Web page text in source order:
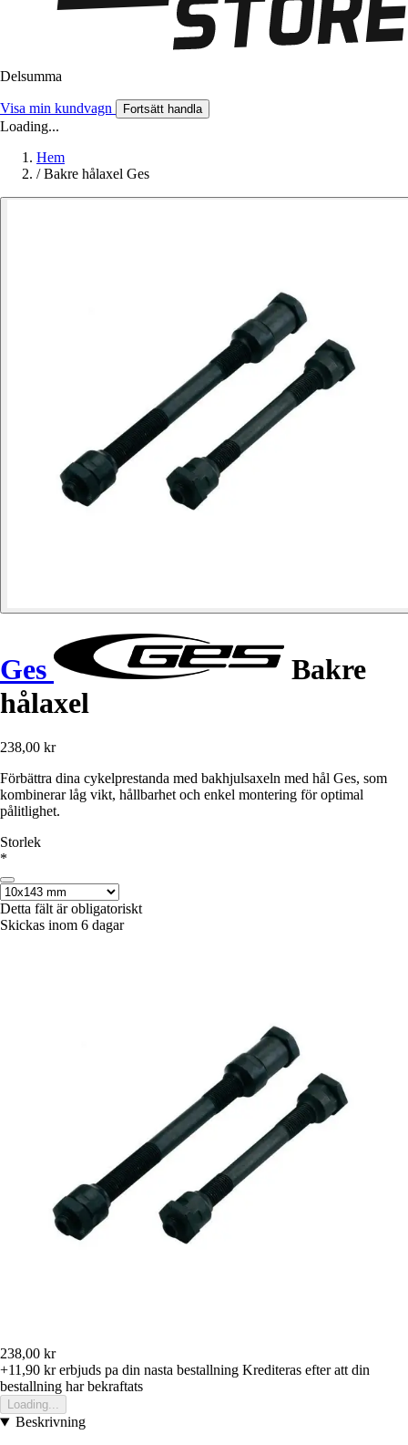
Delsumma
Visa min kundvagn Fortsätt handla
Loading...
Hem
/ Bakre hålaxel Ges
Ges
Bakre
hålaxel
238,00 kr
Förbättra dina cykelprestanda med bakhjulsaxeln med hål Ges, som
kombinerar låg vikt, hållbarhet och enkel montering för optimal
pålitlighet.
Storlek
*
Detta fält är obligatoriskt
Skickas inom 6 dagar
238,00 kr
+11,90 krerbjuds pa din nasta bestallning Krediteras efter att din
bestallning har bekraftats
Loading...
Beskrivning